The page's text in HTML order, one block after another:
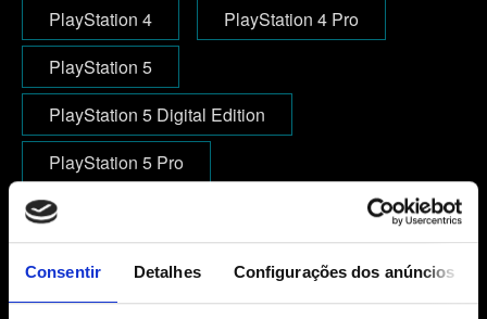
Consentir Detalhes Configurações dos anúncios
PlayStation 4
PlayStation 4 Pro
PlayStation 5
PlayStation 5 Digital Edition
PlayStation 5 Pro
E-mail (cuidado com erros de digitação!)